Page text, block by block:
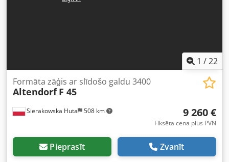
1 /22
Sierakowska Huta 508 km
Formāta zāģis ar slīdošo galdu 3400
Altendorf F 45
9 260 €
Fiksēta cena plus PVN
Pieprasīt Zvanīt